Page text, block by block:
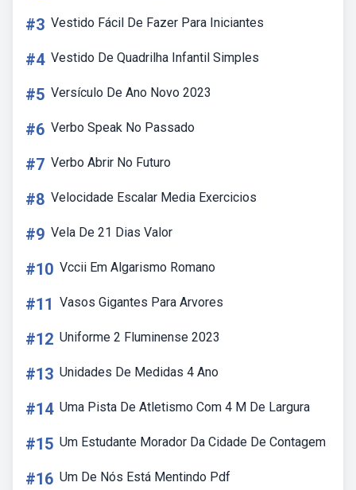
#3 Vestido Fácil De Fazer Para Iniciantes
#4 Vestido De Quadrilha Infantil Simples
#5 Versículo De Ano Novo 2023
#6 Verbo Speak No Passado
#7 Verbo Abrir No Futuro
#8 Velocidade Escalar Media Exercicios
#9 Vela De 21 Dias Valor
#10 Vccii Em Algarismo Romano
#11 Vasos Gigantes Para Arvores
#12 Uniforme 2 Fluminense 2023
#13 Unidades De Medidas 4 Ano
#14 Uma Pista De Atletismo Com 4 M De Largura
#15 Um Estudante Morador Da Cidade De Contagem
#16 Um De Nós Está Mentindo Pdf